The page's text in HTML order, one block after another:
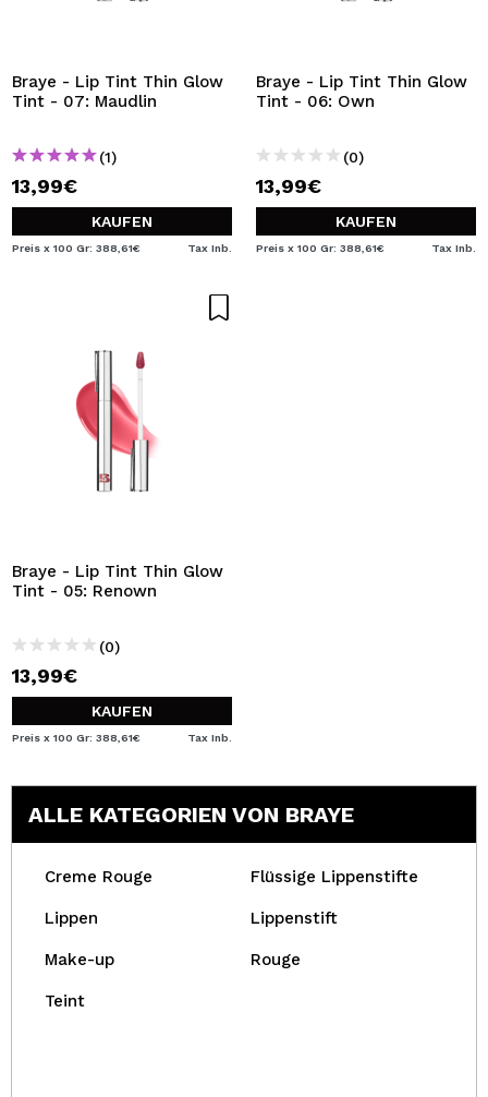
Braye - Lip Tint Thin Glow
Tint - 07: Maudlin
(1)
13,99€
KAUFEN
Preis x 100 Gr: 388,61€ Tax Inb.
Braye - Lip Tint Thin Glow
Tint - 06: Own
(0)
13,99€
KAUFEN
Preis x 100 Gr: 388,61€ Tax Inb.
Braye - Lip Tint Thin Glow
Tint - 05: Renown
(0)
13,99€
KAUFEN
Preis x 100 Gr: 388,61€ Tax Inb.
ALLE KATEGORIEN VON BRAYE
Creme Rouge Flüssige Lippenstifte
Lippen Lippenstift
Make-up Rouge
Teint